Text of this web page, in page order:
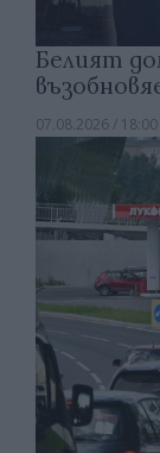
Белият
07.08.2026 / 18:00